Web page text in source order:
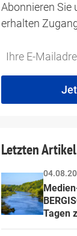
Abonnieren Sie
erhalten
Do
this
*Ihre
Letzten Artikel
Tagen